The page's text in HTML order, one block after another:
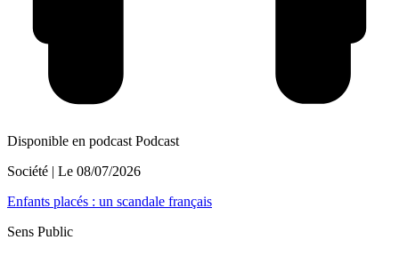
Disponible en podcast Podcast
Société | Le 08/07/2026
Enfants placés : un scandale français
Sens Public